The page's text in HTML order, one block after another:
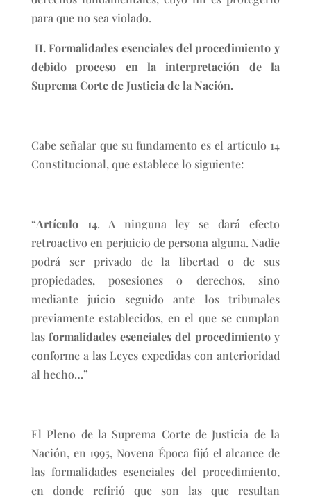
para que no sea violado.
II. Formalidades esenciales del procedimiento y
debido proceso en la interpretación de la
Suprema Corte de Justicia de la Nación.
Cabe señalar que su fundamento es el artículo 14
Constitucional, que establece lo siguiente:
“Artículo 14. A ninguna ley se dará efecto
retroactivo en perjuicio de persona alguna. Nadie
podrá ser privado de la libertad o de sus
propiedades, posesiones o derechos, sino
mediante juicio seguido ante los tribunales
previamente establecidos, en el que se cumplan
lasformalidades esenciales del procedimientoy
conforme a las Leyes expedidas con anterioridad
al hecho…”
El Pleno de la Suprema Corte de Justicia de la
Nación, en 1995, Novena Época fijó el alcance de
las formalidades esenciales del procedimiento,
en donde refirió que son las que resultan